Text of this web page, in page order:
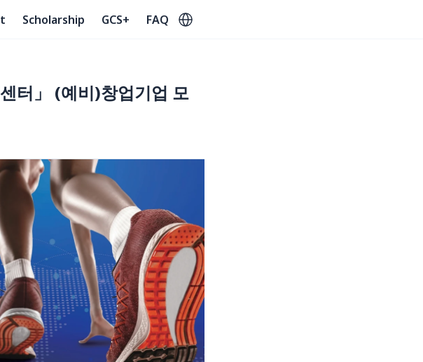
Scholarship GCS+ FAQ Select Language
터」 (예비)창업기업 모